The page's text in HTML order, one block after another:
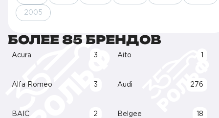
2005
БОЛЕЕ 85 БРЕНДОВ
Acura 3 Aito
Alfa Romeo 3 Audi 276
BAIC 2 Belgee 18